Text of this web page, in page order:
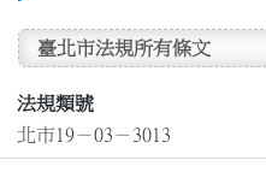
臺北市法規所有條文
法規類號
北市19－03－3013